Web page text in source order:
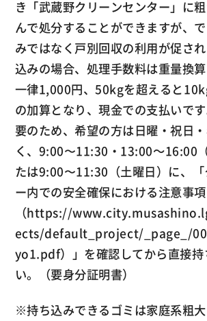
き「武蔵野クリーンセンター」に
んで処分することができますが、
みではなく戸別回収の利用が促さ
込みの場合、処理手数料は重量換
一律1,000円、50kgを超えると
の加算となり、現金での支払いで
要のため、希望の方は日曜・祝日
く、9:00〜11:30・13:00～16:00
たは9:00〜11:30（土曜日）に、「
ー内での安全確保における注意事項
（https://
ects/default_project/_page_/
yo1.pdf）」を確認してから直接持
い。（要身分証明書）
※持ち込みできるゴミは家庭系粗